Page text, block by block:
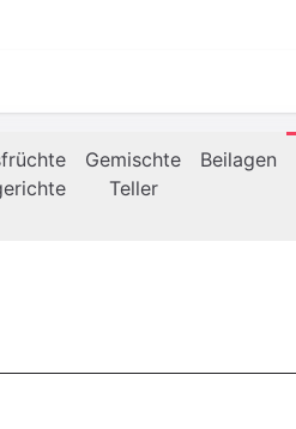
Gemischte
Teller
Beilagen